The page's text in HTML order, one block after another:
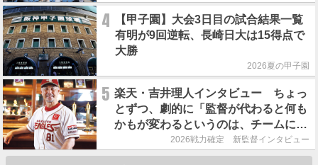
4
【甲子園】大会3日目の試合結果一覧
有明が9回逆転、長崎日大は15得点で
大勝
2026夏の甲子園
5 楽天・吉井理人インタビュー ちょっ
とずつ、劇的に「監督が代わると何も
かもが変わるというのは、チームにと
って良くないことなんです」
2026戦力確定 新監督インタビュー